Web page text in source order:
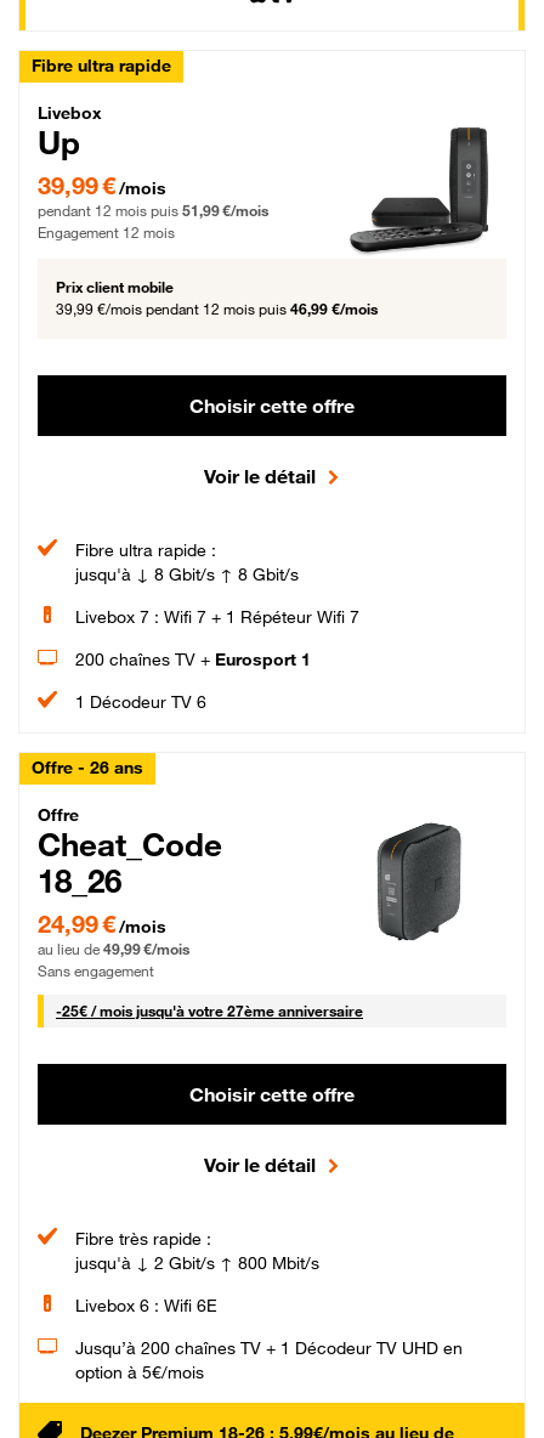
Fibre ultra rapide
Livebox Up Fibre
Livebox
Up
39,99 € par mois pendant 12 mois puis 51,99 € par mois, Engagement 12 mois
39,99 €/mois
pendant 12 mois puis 51,99 €/mois
Engagement 12 mois
Prix client mobile
39,99 €/mois pendant 12 mois puis 46,99 €/mois
Choisir cette offre
Voir le détail
Fibre ultra rapide :
jusqu'à ↓ 8 Gbit/s ↑ 8 Gbit/s
Livebox 7 : Wifi 7 + 1 Répéteur Wifi 7
200 chaînes TV + Eurosport 1
1 Décodeur TV 6
Offre - 26 ans
Cheat_Code Fibre_18_26
Offre
Cheat_Code
18_26
24,99 € par mois pendant 0 mois puis 49,99 € par mois, Sans engagement
24,99 €/mois
au lieu de 49,99 €/mois
Sans engagement
-25€ / mois25 € par mois
jusqu'à votre 27ème anniversaire
Choisir cette offre
Voir le détail
Fibre très rapide :
jusqu'à ↓ 2 Gbit/s ↑ 800 Mbit/s
Livebox 6 : Wifi 6E
Jusqu’à 200 chaînes TV + 1 Décodeur TV UHD en
option à 5€/mois
Deezer Premium 18-26 : 5,99€/mois au lieu de